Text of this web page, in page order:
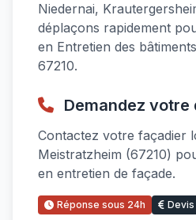
Niedernai,
déplaçons rapidement
en Entretien des
67210.
Demandez
Contactez votre façadier
Meistratzheim (67210)
en entretien de façade.
Réponse sous 24h